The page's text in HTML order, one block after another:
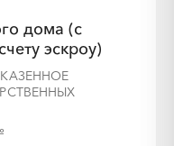
дома (с
эскроу)